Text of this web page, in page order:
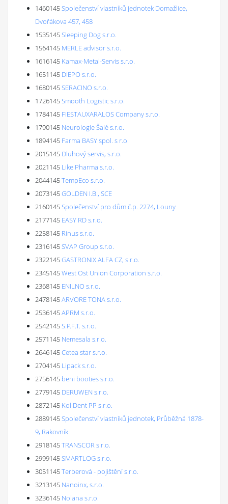
1460145Společenství vlastníků jednotek Domažlice,
Dvořákova 457, 458
1535145Sleeping Dog s.r.o.
1564145 MERLE advisor s.r.o.
1616145 Kamax-Metal-Servis s.r.o.
1651145 DIEPO s.r.o.
1680145SERACINO s.r.o.
1726145Smooth Logistic s.r.o.
1784145 FIESTAUXARALOS Company s.r.o.
1790145 Neurologie Šalé s.r.o.
1894145 Farma BASY spol. s r.o.
2015145 Dluhový servis, s.r.o.
2021145 Like Pharma s.r.o.
2044145TempEco s.r.o.
2073145GOLDEN I.B., SCE
2160145Společenství pro dům č.p. 2274, Louny
2177145 EASY RD s.r.o.
2258145 Rinus s.r.o.
2316145SVAP Group s.r.o.
2322145GASTRONIX ALFA CZ, s.r.o.
2345145West Ost Union Corporation s.r.o.
2368145 ENILNO s.r.o.
2478145ARVORE TONA s.r.o.
2536145APRM s.r.o.
2542145S.P.F.T. s.r.o.
2571145 Nemesala s.r.o.
2646145Cetea star s.r.o.
2704145 Lipack s.r.o.
2756145 beni booties s.r.o.
2779145 DERUWEN s.r.o.
2872145 Kol Dent PP s.r.o.
2889145Společenství vlastníků jednotek, Průběžná 1878-
9, Rakovník
2918145TRANSCOR s.r.o.
2999145SMARTLOG s.r.o.
3051145Terberová - pojištění s.r.o.
3213145 Nanoinx, s.r.o.
3236145 Nolana s.r.o.